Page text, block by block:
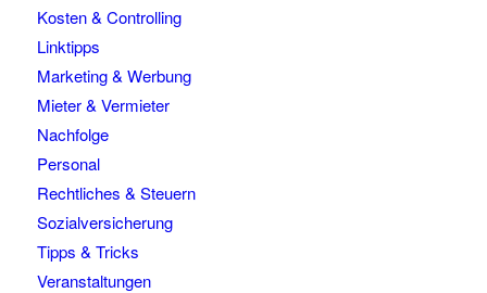
Kosten & Controlling
Linktipps
Marketing & Werbung
Mieter & Vermieter
Nachfolge
Personal
Rechtliches & Steuern
Sozialversicherung
Tipps & Tricks
Veranstaltungen